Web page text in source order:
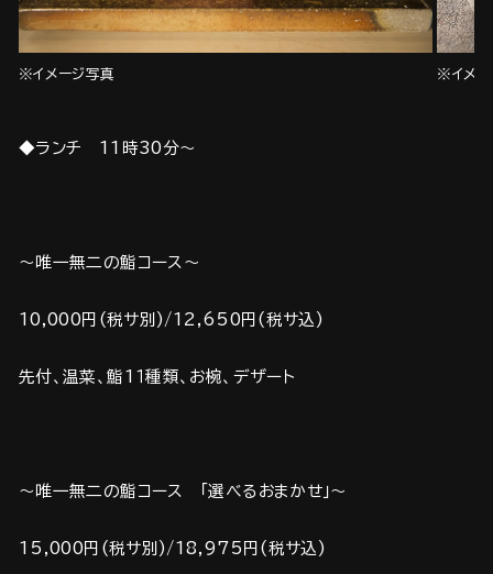
※イメージ写真 ※イメー
◆ランチ 11時30分～
～唯一無二の鮨コース～
10,000円(税サ別)/12,650円(税サ込)
先付、温菜、鮨1１種類、お椀、デザート
～唯一無二の鮨コース 「選べるおまかせ」～
15,000円(税サ別)/18,975円(税サ込)